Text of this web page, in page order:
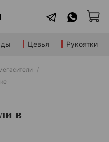
Цевья Рукоятки
в